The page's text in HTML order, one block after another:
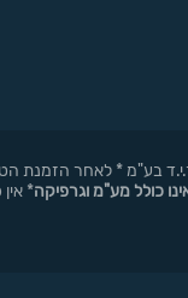
ר.י.ד בע"מ * לאחר
כולל מע"מ וגרפיקה*